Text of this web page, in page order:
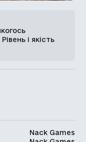
і якість
Nack Games